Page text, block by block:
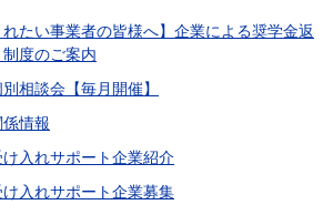
れたい事業者の皆様へ】企業による奨学⾦返
度のご案内
相談会【毎月開催】
情報
入れサポート企業紹介
入れサポート企業募集